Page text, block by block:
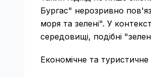
Бургас" нерозривно
моря та зелені". У
середовищі, подібні
Економічне та